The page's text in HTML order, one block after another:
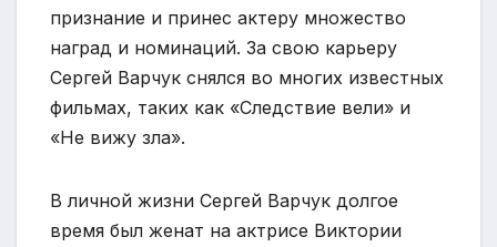
признание и принес актеру множество
наград и номинаций. За свою карьеру
Сергей Варчук снялся во многих известных
фильмах, таких как «Следствие вели» и
«Не вижу зла».
В личной жизни Сергей Варчук долгое
время был женат на актрисе Виктории